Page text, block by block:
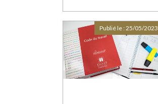
Publié le :25/05/2023